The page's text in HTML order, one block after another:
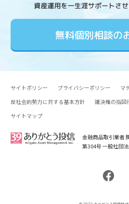
資産運用を一生涯サポートさせ
無料個別相談の
サイトポリシー プライバシーポリシー
マ
反社会的勢力に対する基本方針
議決権の指図
サイトマップ
金融商品取引業者
第304号 一般社団